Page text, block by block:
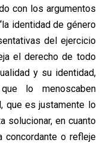
con los argumentos
identidad de género
del ejercicio
el derecho de todo
y su identidad,
lo menoscaben
que es justamente lo
solucionar, en cuanto
concordante o refleje